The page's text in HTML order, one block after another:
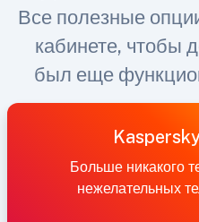
Все полезные
кабинете, чтобы
был еще
Больше никакого
нежелательных